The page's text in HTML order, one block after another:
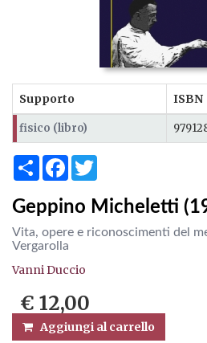
Supporto ISBN
fisico (libro)
ShareFacebook
Geppino Micheletti
Vita, opere e riconoscimenti del
Vergarolla
Vanni Duccio
€ 12,00
Aggiungi al carrello